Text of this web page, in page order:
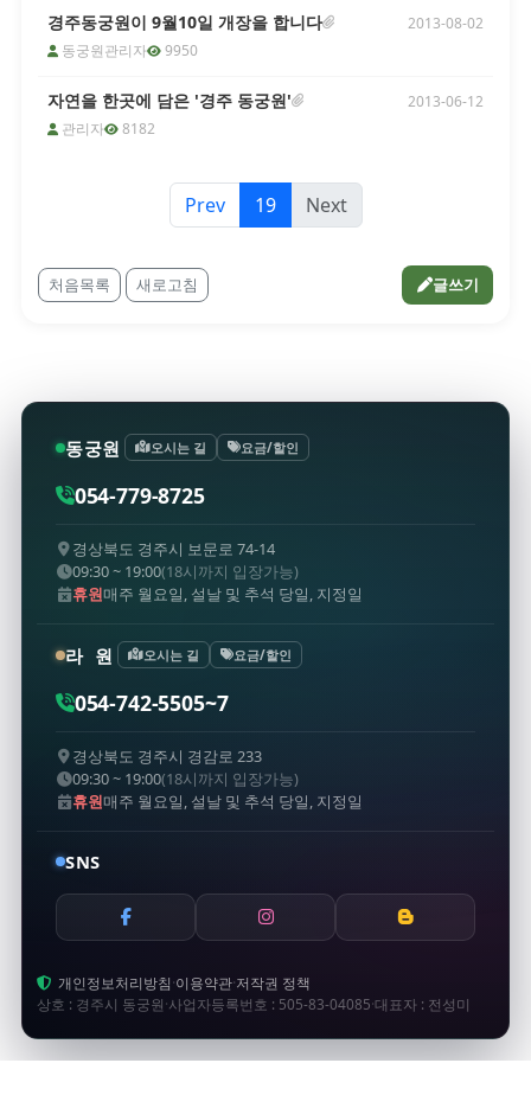
경주동궁원이 9월10일 개장을 합니다
2013-08-02
동궁원관리자
9950
자연을 한곳에 담은 '경주 동궁원'
2013-06-12
관리자
8182
Prev 19 Next
처음목록 새로고침 글쓰기
동궁원 오시는 길 요금/할인
054-779-8725
경상북도 경주시 보문로 74-14
09:30 ~ 19:00(18시까지 입장가능)
휴원매주 월요일, 설날 및 추석 당일, 지정일
라 원 오시는 길 요금/할인
054-742-5505~7
경상북도 경주시 경감로 233
09:30 ~ 19:00(18시까지 입장가능)
휴원매주 월요일, 설날 및 추석 당일, 지정일
SNS
개인정보처리방침·이용약관·저작권 정책
상호 : 경주시 동궁원·사업자등록번호 : 505-83-04085·대표자 : 전성미